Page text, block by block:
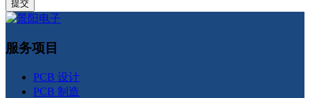
服务项目
PCB 设计
PCB 制造